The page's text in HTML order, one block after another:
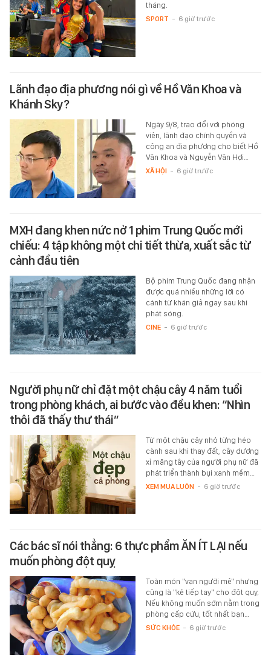
tháng.
SPORT - 6 giờ trước
Lãnh đạo địa phương nói gì về Hồ Văn Khoa và
Khánh Sky?
Ngày 9/8, trao đổi với phóng
viên, lãnh đạo chính quyền và
công an địa phương cho biết Hồ
Văn Khoa và Nguyễn Văn Hợi…
XÃ HỘI - 6 giờ trước
MXH đang khen nức nở 1 phim Trung Quốc mới
chiếu: 4 tập không một chi tiết thừa, xuất sắc từ
cảnh đầu tiên
Bộ phim Trung Quốc đang nhận
được quá nhiều những lời có
cánh từ khán giả ngay sau khi
phát sóng.
CINE - 6 giờ trước
Người phụ nữ chỉ đặt một chậu cây 4 năm tuổi
trong phòng khách, ai bước vào đều khen: “Nhìn
thôi đã thấy thư thái”
Từ một chậu cây nhỏ từng héo
cành sau khi thay đất, cây dương
xỉ măng tây của người phụ nữ đã
phát triển thành bụi xanh mềm…
XEM MUA LUÔN - 6 giờ trước
Các bác sĩ nói thẳng: 6 thực phẩm ĂN ÍT LẠI nếu
muốn phòng đột quỵ
Toàn món "vạn người mê" nhưng
cũng là "kẻ tiếp tay" cho đột quỵ.
Nếu không muốn sớm nằm trong
phòng cấp cứu, tốt nhất bạn…
SỨC KHỎE - 6 giờ trước